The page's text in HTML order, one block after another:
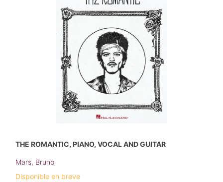
THE ROMANTIC, PIANO, VOCAL AND GUITAR
Mars, Bruno
Disponible en breve